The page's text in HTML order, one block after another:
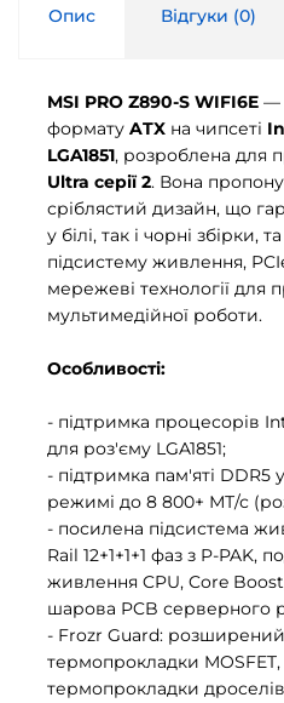
Опис Відгуки (0)
MSI PRO Z890-S WIFI6E —
формату ATX на чипсеті
LGA1851, розроблена для
Ultra серії 2. Вона
сріблястий дизайн, що
у білі, так і чорні збірки,
підсистему живлення,
мережеві технології для
мультимедійної роботи.
Особливості:
- підтримка процесорів
для роз'єму LGA1851;
- підтримка пам'яті DDR5
режимі до 8 800+ МТ/с
- посилена підсистема
Rail 12+1+1+1 фаз з P-PAK,
живлення CPU, Core
шарова PCB серверного
- Frozr Guard: розширений
термопрокладки MOSFET,
термопрокладки